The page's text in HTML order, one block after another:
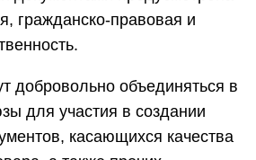
гражданско-правовая и
добровольно объединяться в
для участия в создании
касающихся качества